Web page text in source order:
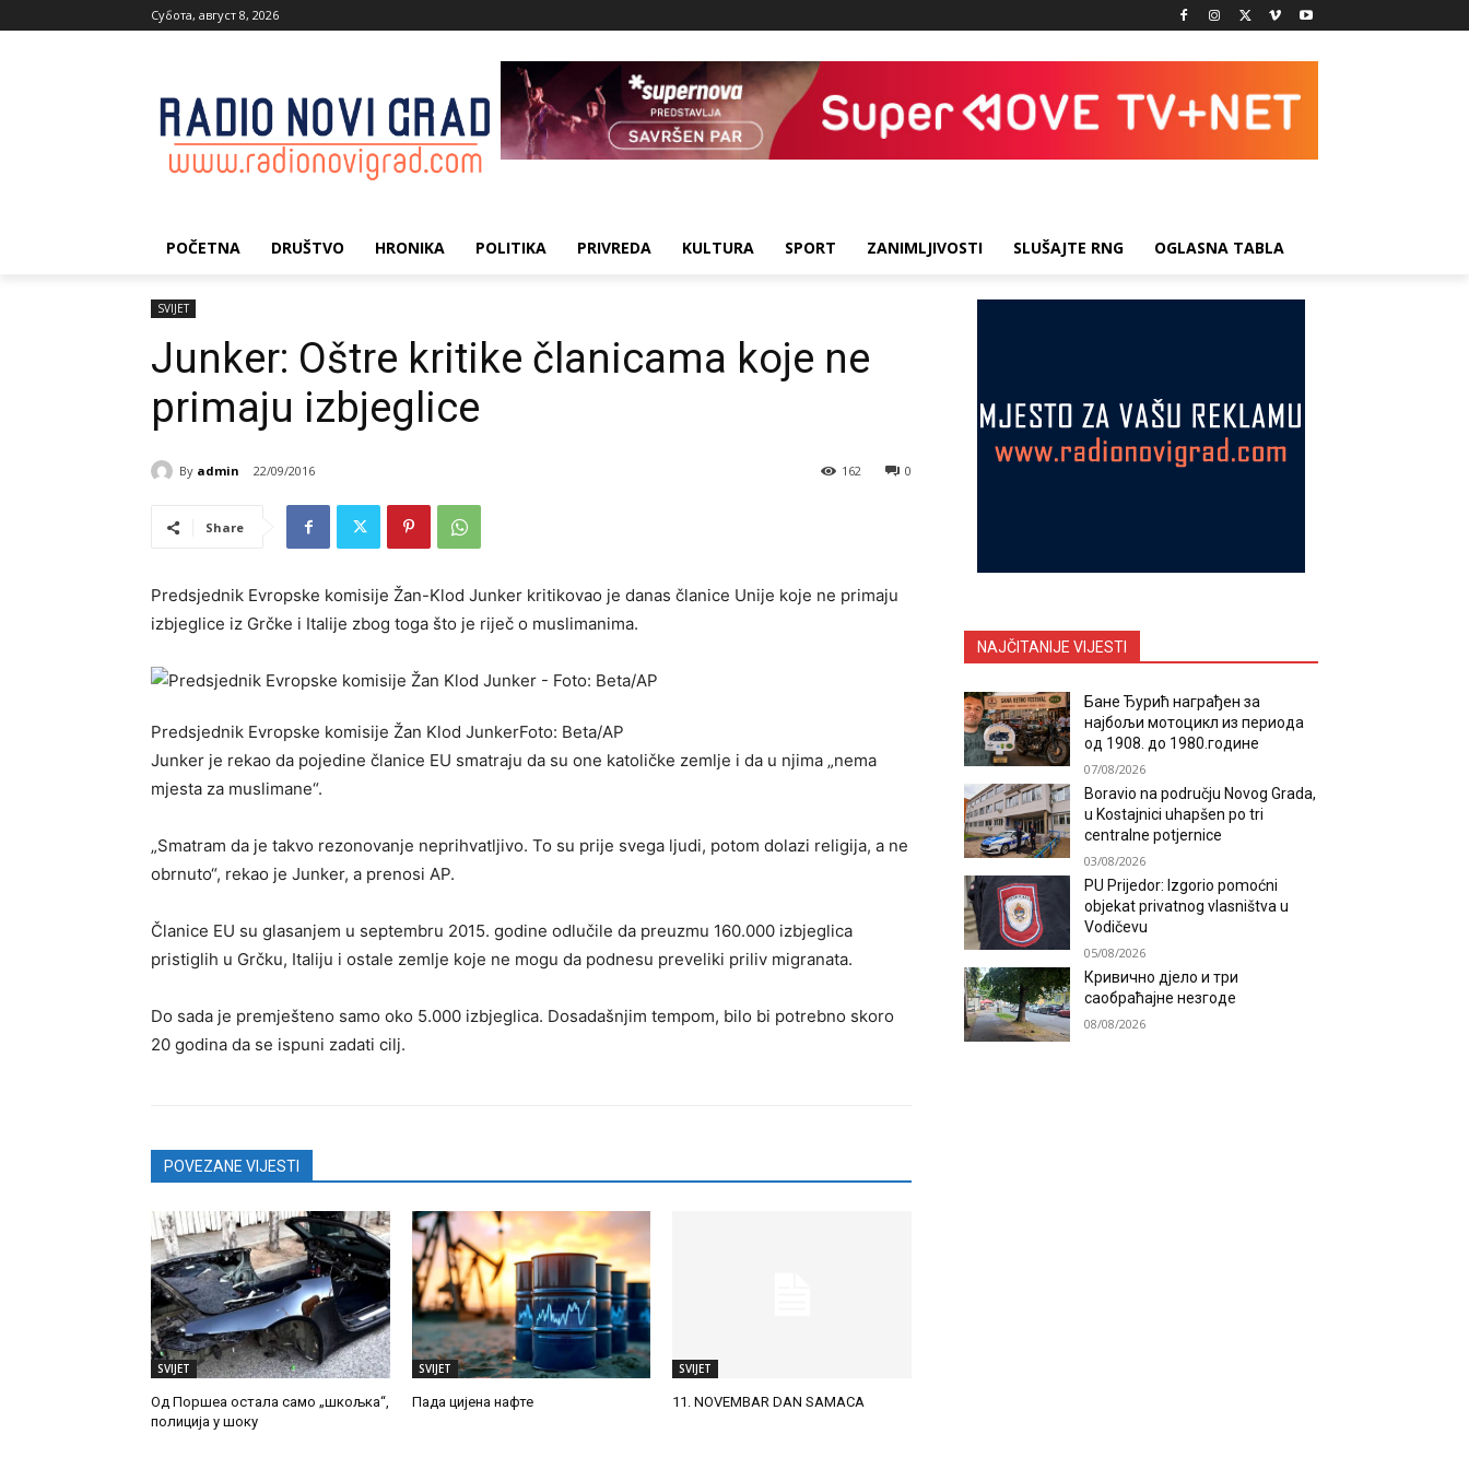
Субота, август 8, 2026
POČETNA DRUŠTVO HRONIKA POLITIKA PRIVREDA KULTURA SPORT ZANIMLJIVOSTI SLUŠAJTE RNG OGLASNA TABLA
SVIJET
Јunker: Oštre kritike članicama koje ne
primaju izbjeglice
By admin 22/09/2016 0
162
Share
Predsjednik Evropske komisije Žan-Klod Јunker kritikovao je danas članice Unije koje ne primaju
izbjeglice iz Grčke i Italije zbog toga što je riječ o muslimanima.
Predsjednik Evropske komisije Žan Klod ЈunkerFoto: Beta/AP
Јunker je rekao da pojedine članice EU smatraju da su one katoličke zemlje i da u njima „nema
mjesta za muslimane“.
„Smatram da je takvo rezonovanje neprihvatljivo. To su prije svega ljudi, potom dolazi religija, a ne
obrnuto“, rekao je Јunker, a prenosi AP.
Članice EU su glasanjem u septembru 2015. godine odlučile da preuzmu 160.000 izbjeglica
pristiglih u Grčku, Italiju i ostale zemlje koje ne mogu da podnesu preveliki priliv migranata.
Do sada je premješteno samo oko 5.000 izbjeglica. Dosadašnjim tempom, bilo bi potrebno skoro
20 godina da se ispuni zadati cilj.
POVEZANE VIJESTI
SVIJET
Од Поршеа остала само „шкољка“,
полиција у шоку
SVIJET
Пада цијена нафте
SVIJET
11. NOVEMBAR DAN SAMACA
NAJČITANIJE VIJESTI
Бане Ђурић награђен за
најбољи мотоцикл из периода
од 1908. до 1980.године
07/08/2026
Boravio na području Novog Grada,
u Kostajnici uhapšen po tri
centralne potjernice
03/08/2026
PU Prijedor: Izgorio pomoćni
objekat privatnog vlasništva u
Vodičevu
05/08/2026
Кривично дјело и три
саобраћајне незгоде
08/08/2026